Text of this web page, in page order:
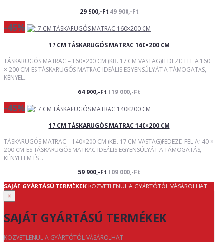
29 900,-Ft 49 900,-Ft
-45%
17 CM TÁSKARUGÓS MATRAC 160×200 CM
TÁSKARUGÓS MATRAC – 160×200 CM (KB. 17 CM VASTAG)FEDEZD FEL A 160
× 200 CM-ES TÁSKARUGÓS MATRAC IDEÁLIS EGYENSÚLYÁT A TÁMOGATÁS,
KÉNYEL..
64 900,-Ft 119 000,-Ft
-45%
17 CM TÁSKARUGÓS MATRAC 140×200 CM
TÁSKARUGÓS MATRAC – 140×200 CM (KB. 17 CM VASTAG)FEDEZD FEL A140 ×
200 CM-ES TÁSKARUGÓS MATRAC IDEÁLIS EGYENSÚLYÁT A TÁMOGATÁS,
KÉNYELEM ÉS ..
59 900,-Ft 109 000,-Ft
SAJÁT GYÁRTÁSÚ TERMÉKEK KÖZVETLENÜL A GYÁRTÓTÓL VÁSÁROLHAT
×
SAJÁT GYÁRTÁSÚ TERMÉKEK
KÖZVETLENÜL A GYÁRTÓTÓL VÁSÁROLHAT